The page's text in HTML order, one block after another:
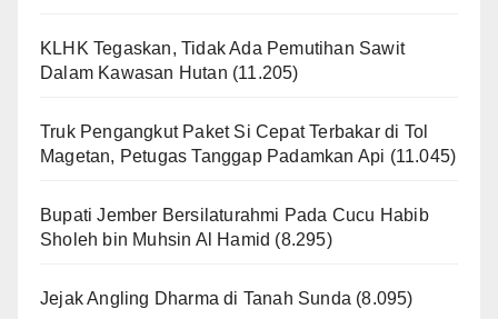
KLHK Tegaskan, Tidak Ada Pemutihan Sawit
Dalam Kawasan Hutan (11.205)
Truk Pengangkut Paket Si Cepat Terbakar di Tol
Magetan, Petugas Tanggap Padamkan Api (11.045)
Bupati Jember Bersilaturahmi Pada Cucu Habib
Sholeh bin Muhsin Al Hamid (8.295)
Jejak Angling Dharma di Tanah Sunda (8.095)